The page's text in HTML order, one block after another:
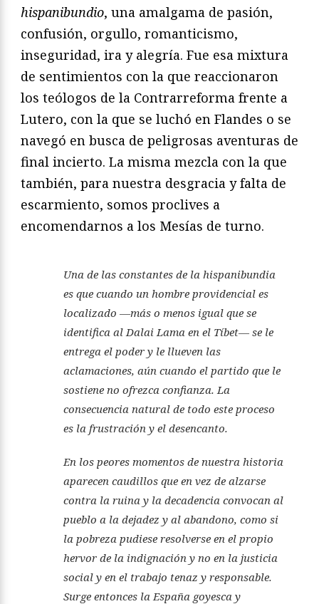
hispanibundio, una amalgama de pasión,
confusión, orgullo, romanticismo,
inseguridad, ira y alegría. Fue esa mixtura
de sentimientos con la que reaccionaron
los teólogos de la Contrarreforma frente a
Lutero, con la que se luchó en Flandes o se
navegó en busca de peligrosas aventuras de
final incierto. La misma mezcla con la que
también, para nuestra desgracia y falta de
escarmiento, somos proclives a
encomendarnos a los Mesías de turno.
Una de las constantes de la hispanibundia
es que cuando un hombre providencial es
localizado —más o menos igual que se
identifica al Dalai Lama en el Tíbet— se le
entrega el poder y le llueven las
aclamaciones, aún cuando el partido que le
sostiene no ofrezca confianza. La
consecuencia natural de todo este proceso
es la frustración y el desencanto.
En los peores momentos de nuestra historia
aparecen caudillos que en vez de alzarse
contra la ruina y la decadencia convocan al
pueblo a la dejadez y al abandono, como si
la pobreza pudiese resolverse en el propio
hervor de la indignación y no en la justicia
social y en el trabajo tenaz y responsable.
Surge entonces la España goyesca y